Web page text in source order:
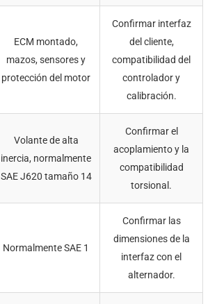
ECM montado,
mazos, sensores y
protección del motor
Confirmar interfaz
del cliente,
compatibilidad del
controlador y
calibración.
Volante de alta
inercia, normalmente
SAE J620 tamaño 14
Confirmar el
acoplamiento y la
compatibilidad
torsional.
Normalmente SAE 1
Confirmar las
dimensiones de la
interfaz con el
alternador.